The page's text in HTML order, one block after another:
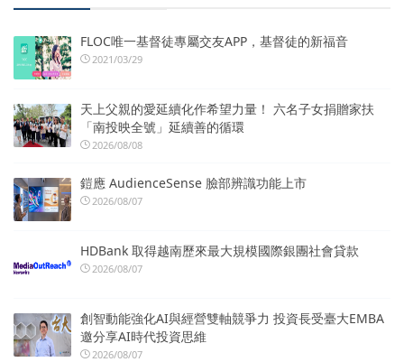
FLOC唯一基督徒專屬交友APP，基督徒的新福音
2021/03/29
天上父親的愛延續化作希望力量！ 六名子女捐贈家扶
「南投映全號」延續善的循環
2026/08/08
鎧應 AudienceSense 臉部辨識功能上市
2026/08/07
HDBank 取得越南歷來最大規模國際銀團社會貸款
2026/08/07
創智動能強化AI與經營雙軸競爭力 投資長受臺大EMBA
邀分享AI時代投資思維
2026/08/07